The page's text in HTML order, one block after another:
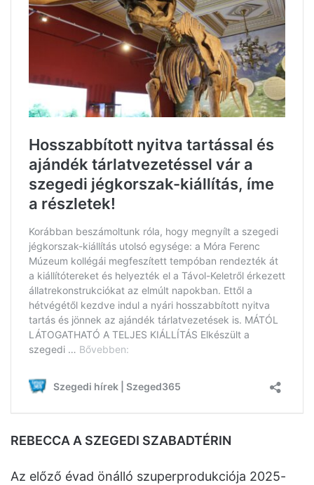
REBECCA A SZEGEDI SZABADTÉRIN
Az előző évad önálló szuperprodukciója 2025-